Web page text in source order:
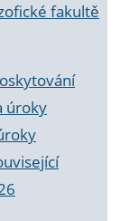
fakultě
úroky